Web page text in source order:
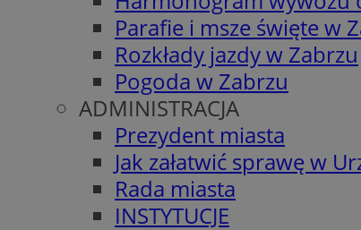
Parafie i msze święte w
Rozkłady jazdy w Zabrzu
Pogoda w Zabrzu
ADMINISTRACJA
Prezydent miasta
Jak załatwić sprawę w
Rada miasta
INSTYTUCJE